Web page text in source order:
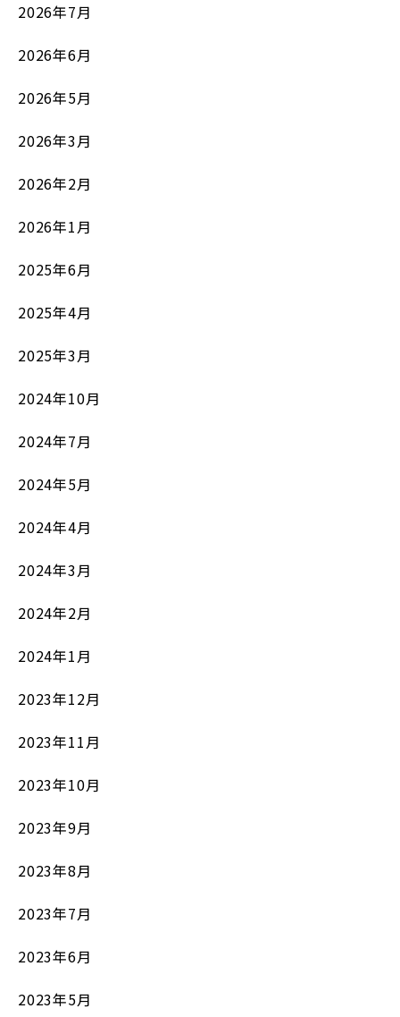
2026年7月
2026年6月
2026年5月
2026年3月
2026年2月
2026年1月
2025年6月
2025年4月
2025年3月
2024年10月
2024年7月
2024年5月
2024年4月
2024年3月
2024年2月
2024年1月
2023年12月
2023年11月
2023年10月
2023年9月
2023年8月
2023年7月
2023年6月
2023年5月